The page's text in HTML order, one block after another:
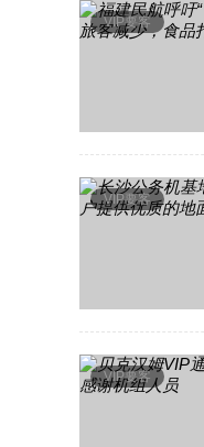
VIP要客
VIP要客
VIP要客